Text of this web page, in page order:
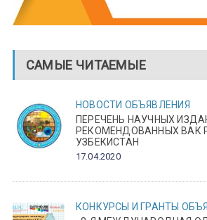
САМЫЕ ЧИТАЕМЫЕ
НОВОСТИ ОБЪЯВЛЕНИЯ
ПЕРЕЧЕНЬ НАУЧНЫХ
РЕКОМЕНДОВАННЫХ ВАК
УЗБЕКИСТАН
17.04.2020
КОНКУРСЫ И ГРАНТЫ